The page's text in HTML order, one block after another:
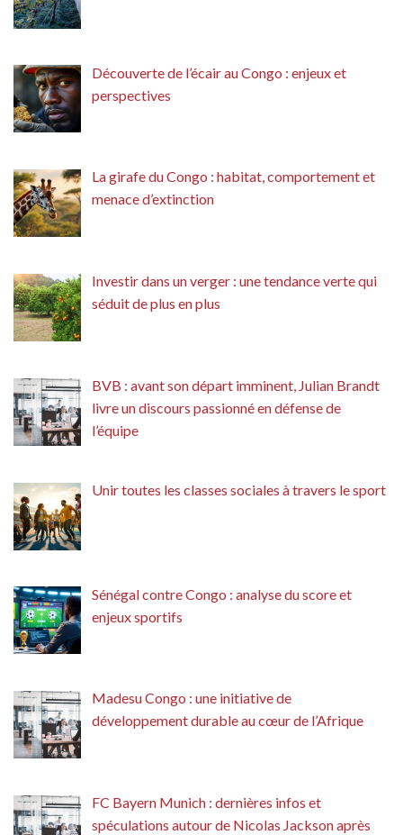
Découverte de l’écair au Congo : enjeux et
perspectives
La girafe du Congo : habitat, comportement et
menace d’extinction
Investir dans un verger : une tendance verte qui
séduit de plus en plus
BVB : avant son départ imminent, Julian Brandt
livre un discours passionné en défense de
l’équipe
Unir toutes les classes sociales à travers le sport
Sénégal contre Congo : analyse du score et
enjeux sportifs
Madesu Congo : une initiative de
développement durable au cœur de l’Afrique
FC Bayern Munich : dernières infos et
spéculations autour de Nicolas Jackson après